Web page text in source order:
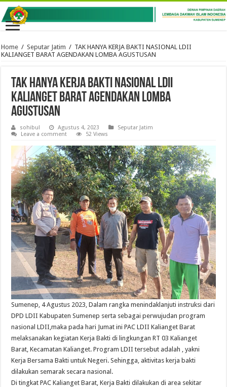
Home / Seputar Jatim / TAK HANYA KERJA BAKTI NASIONAL LDII
KALIANGET BARAT AGENDAKAN LOMBA AGUSTUSAN
TAK HANYA KERJA BAKTI NASIONAL LDII
KALIANGET BARAT AGENDAKAN LOMBA
AGUSTUSAN
sohibul Agustus 4, 2023
Seputar Jatim
Leave a comment
52 Views
Sumenep, 4 Agustus 2023, Dalam rangka menindaklanjuti instruksi dari
DPD LDII Kabupaten Sumenep serta sebagai perwujudan program
nasional LDII,maka pada hari Jumat ini PAC LDII Kalianget Barat
melaksanakan kegiatan Kerja Bakti di lingkungan RT 03 Kalianget
Barat, Kecamatan Kalianget. Program LDII tersebut adalah , yakni
Kerja Bersama Bakti untuk Negeri. Sehingga, aktivitas kerja bakti
dilakukan semarak secara nasional.
Di tingkat PAC Kalianget Barat, Kerja Bakti dilakukan di area sekitar